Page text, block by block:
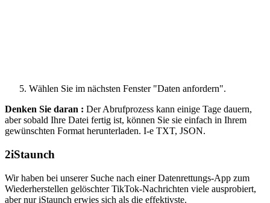
Wählen Sie im nächsten Fenster "Daten anfordern".
Denken Sie daran : Der Abrufprozess kann einige Tage dauern,
aber sobald Ihre Datei fertig ist, können Sie sie einfach in Ihrem
gewünschten Format herunterladen. I-e TXT, JSON.
2iStaunch
Wir haben bei unserer Suche nach einer Datenrettungs-App zum
Wiederherstellen gelöschter TikTok-Nachrichten viele ausprobiert,
aber nur iStaunch erwies sich als die effektivste.